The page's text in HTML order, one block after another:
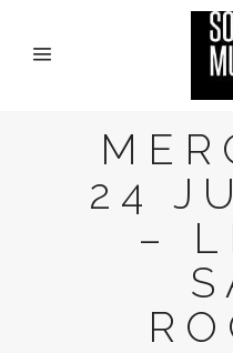
24
–